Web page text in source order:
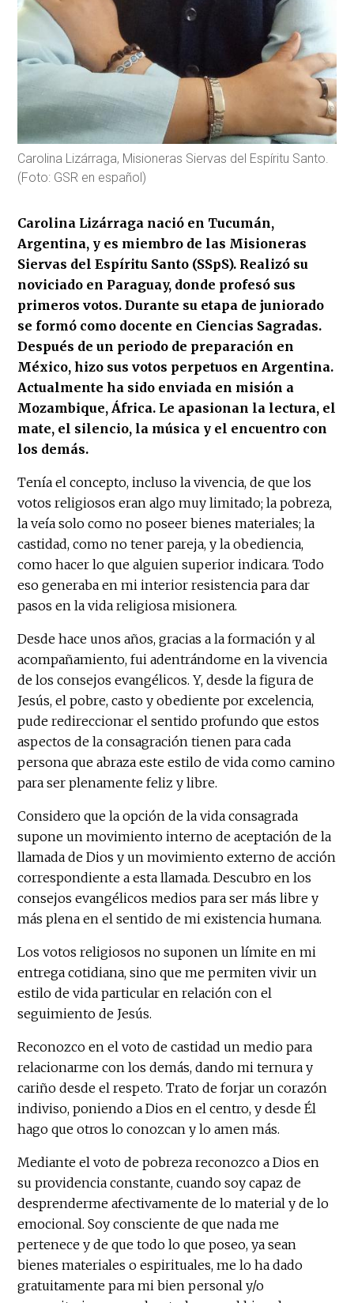
Carolina Lizárraga, Misioneras Siervas del Espíritu Santo.
(Foto: GSR en español)
Carolina Lizárraga nació en Tucumán,
Argentina, y es miembro de las Misioneras
Siervas del Espíritu Santo (SSpS). Realizó su
noviciado en Paraguay, donde profesó sus
primeros votos. Durante su etapa de juniorado
se formó como docente en Ciencias Sagradas.
Después de un periodo de preparación en
México, hizo sus votos perpetuos en Argentina.
Actualmente ha sido enviada en misión a
Mozambique, África. Le apasionan la lectura, el
mate, el silencio, la música y el encuentro con
los demás.
Tenía el concepto, incluso la vivencia, de que los
votos religiosos eran algo muy limitado; la pobreza,
la veía solo como no poseer bienes materiales; la
castidad, como no tener pareja, y la obediencia,
como hacer lo que alguien superior indicara. Todo
eso generaba en mi interior resistencia para dar
pasos en la vida religiosa misionera.
Desde hace unos años, gracias a la formación y al
acompañamiento, fui adentrándome en la vivencia
de los consejos evangélicos. Y, desde la figura de
Jesús, el pobre, casto y obediente por excelencia,
pude redireccionar el sentido profundo que estos
aspectos de la consagración tienen para cada
persona que abraza este estilo de vida como camino
para ser plenamente feliz y libre.
Considero que la opción de la vida consagrada
supone un movimiento interno de aceptación de la
llamada de Dios y un movimiento externo de acción
correspondiente a esta llamada. Descubro en los
consejos evangélicos medios para ser más libre y
más plena en el sentido de mi existencia humana.
Los votos religiosos no suponen un límite en mi
entrega cotidiana, sino que me permiten vivir un
estilo de vida particular en relación con el
seguimiento de Jesús.
Reconozco en el voto de castidad un medio para
relacionarme con los demás, dando mi ternura y
cariño desde el respeto. Trato de forjar un corazón
indiviso, poniendo a Dios en el centro, y desde Él
hago que otros lo conozcan y lo amen más.
Mediante el voto de pobreza reconozco a Dios en
su providencia constante, cuando soy capaz de
desprenderme afectivamente de lo material y de lo
emocional. Soy consciente de que nada me
pertenece y de que todo lo que poseo, ya sean
bienes materiales o espirituales, me lo ha dado
gratuitamente para mi bien personal y/o